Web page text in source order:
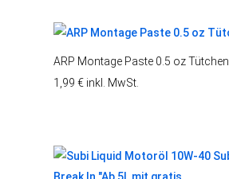
ARP Montage Paste 0.5 oz Tütchen
1,99€ inkl. MwSt.